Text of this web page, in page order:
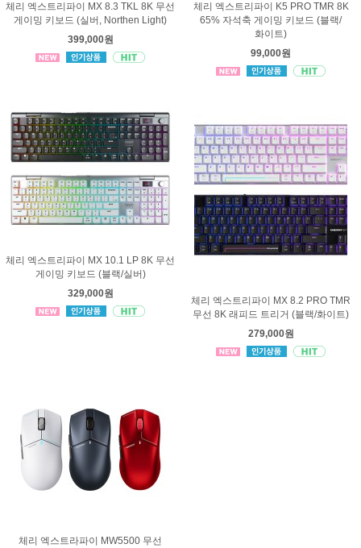
체리 엑스트리파이 MX 8.3 TKL 8K 무선
게이밍 키보드 (실버, Northen Light)
399,000원
체리 엑스트리파이 K5 PRO TMR 8K
65% 자석축 게이밍 키보드 (블랙/
화이트)
99,000원
체리 엑스트리파이 MX 10.1 LP 8K 무선
게이밍 키보드 (블랙/실버)
329,000원
체리 엑스트리파이 MX 8.2 PRO TMR
무선 8K 래피드 트리거 (블랙/화이트)
279,000원
체리 엑스트라파이 MW5500 무선